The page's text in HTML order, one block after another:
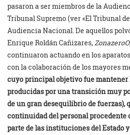
pasaron a ser miembros de la
Tribunal Supremo (ver «El Tribunal
Audiencia Nacional. De aquellos
Enrique Roldán Cañizares,ZonazeroO
continuaron actuando en los
con la colaboración de los mayores
cuyo principal objetivo fue
producidas por una transición muy
de un gran desequilibrio de fuerzas),
continuidad del personal procedente
parte de las instituciones del Estado